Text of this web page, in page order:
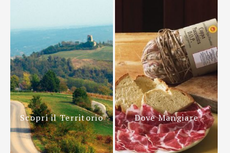
Scopri il Territorio Dove Mangiare